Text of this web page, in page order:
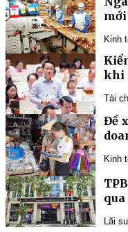
Kinh
khi
Tài
Đề
Kinh
Lãi